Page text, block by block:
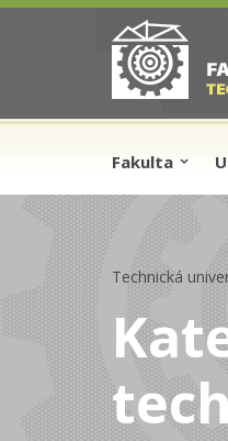
Skip to cookies
Skip to navigation
Skočiť na hlavný obsah
Fakulta
Technická